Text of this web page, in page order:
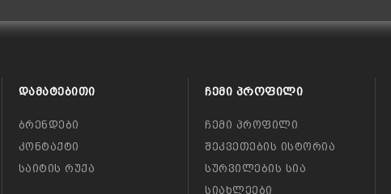
ᲓᲐᲛᲐᲢᲔᲑᲘᲗᲘ
ბრენდები
კონტაქტი
საიტის რუქა
ᲩᲔᲛᲘ ᲞᲠᲝᲤᲘᲚᲘ
ჩემი პროფილი
შეკვეთების ისტორია
სურვილების სია
სიახლეები